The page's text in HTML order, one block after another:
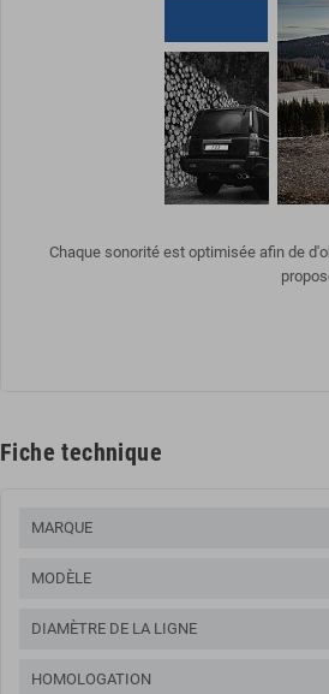
Chaque sonorité est optimisée afin de
Fiche technique
MARQUE
MODÈLE
DIAMÈTRE DE LA LIGNE
HOMOLOGATION